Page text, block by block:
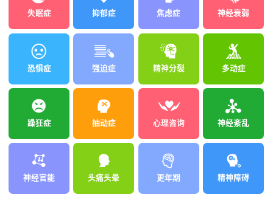
失眠症 抑郁症 焦虑症 神经衰弱
恐惧症 强迫症 精神分裂 多动症
躁狂症 抽动症 心理咨询 神经紊乱
神经官能 头痛头晕 更年期 精神障碍